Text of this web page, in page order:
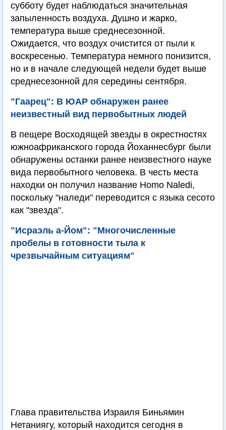
субботу будет наблюдаться значительная
запыленность воздуха. Душно и жарко,
температура выше среднесезонной.
Ожидается, что воздух очистится от пыли к
воскресенью. Температура немного понизится,
но и в начале следующей недели будет выше
среднесезонной для середины сентября.
"Гаарец": В ЮАР обнаружен ранее
неизвестный вид первобытных людей
В пещере Восходящей звезды в окрестностях
южноафриканского города Йоханнесбург были
обнаружены останки ранее неизвестного науке
вида первобытного человека. В честь места
находки он получил название Homo Naledi,
поскольку "наледи" переводится с языка сесото
как "звезда".
"Исраэль а-Йом": "Многочисленные
пробелы в готовности тыла к
чрезвычайным ситуациям"
Глава правительства Израиля Биньямин
Нетаниягу, который находится сегодня в